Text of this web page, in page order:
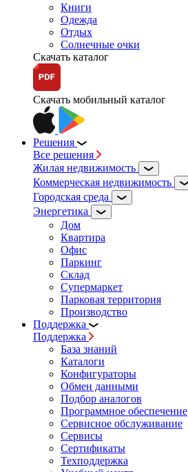
Книги
Одежда
Отдых
Солнечные очки
Скачать каталог
Скачать мобильный каталог
Решения
Все решения
Жилая недвижимость
Коммерческая недвижимость
Городская среда
Энергетика
Дом
Квартира
Офис
Паркинг
Склад
Супермаркет
Парковая территория
Производство
Поддержка
Поддержка
База знаний
Каталоги
Конфигураторы
Обмен данными
Подбор аналогов
Программное обеспечение
Сервисное обслуживание
Сервисы
Сертификаты
Техподдержка